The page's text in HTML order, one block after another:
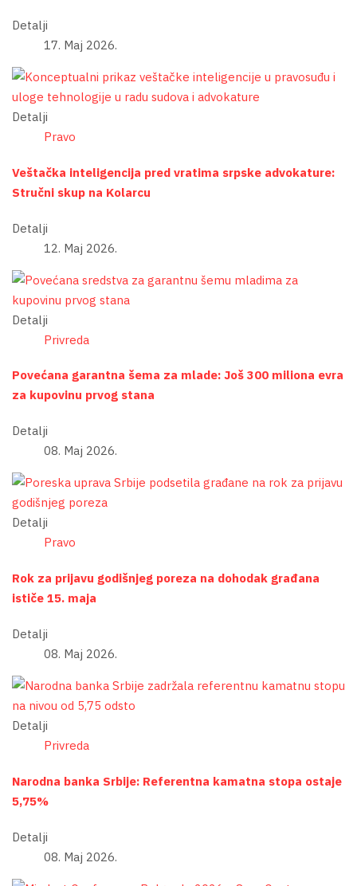
Detalji
17. Maj 2026.
Detalji
Pravo
Veštačka inteligencija pred vratima srpske advokature:
Stručni skup na Kolarcu
Detalji
12. Maj 2026.
Detalji
Privreda
Povećana garantna šema za mlade: Još 300 miliona evra
za kupovinu prvog stana
Detalji
08. Maj 2026.
Detalji
Pravo
Rok za prijavu godišnjeg poreza na dohodak građana
ističe 15. maja
Detalji
08. Maj 2026.
Detalji
Privreda
Narodna banka Srbije: Referentna kamatna stopa ostaje
5,75%
Detalji
08. Maj 2026.